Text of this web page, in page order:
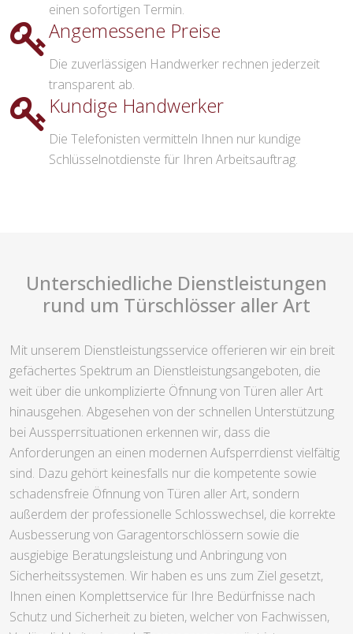
einen sofortigen Termin.
Angemessene Preise
Die zuverlässigen Handwerker rechnen jederzeit
transparent ab.
Kundige Handwerker
Die Telefonisten vermitteln Ihnen nur kundige
Schlüsselnotdienste für Ihren Arbeitsauftrag.
Unterschiedliche Dienstleistungen
rund um Türschlösser aller Art
Mit unserem Dienstleistungsservice offerieren wir ein breit
gefächertes Spektrum an Dienstleistungsangeboten, die
weit über die unkomplizierte Öfnnung von Türen aller Art
hinausgehen. Abgesehen von der schnellen Unterstützung
bei Aussperrsituationen erkennen wir, dass die
Anforderungen an einen modernen Aufsperrdienst vielfältig
sind. Dazu gehört keinesfalls nur die kompetente sowie
schadensfreie Öfnnung von Türen aller Art, sondern
außerdem der professionelle Schlosswechsel, die korrekte
Ausbesserung von Garagentorschlössern sowie die
ausgiebige Beratungsleistung und Anbringung von
Sicherheitssystemen. Wir haben es uns zum Ziel gesetzt,
Ihnen einen Komplettservice für Ihre Bedürfnisse nach
Schutz und Sicherheit zu bieten, welcher von Fachwissen,